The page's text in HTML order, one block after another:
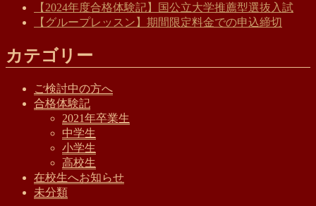
【2024年度合格体験記】国公立大学推薦型選抜入試
【グループレッスン】期間限定料金での申込締切
カテゴリー
ご検討中の方へ
合格体験記
2021年卒業生
中学生
小学生
高校生
在校生へお知らせ
未分類